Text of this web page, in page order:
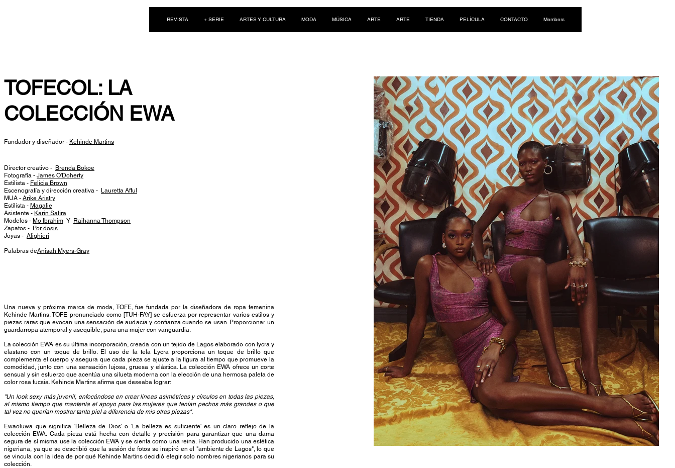
REVISTA + SERIE ARTES Y CULTURA MODA MÚSICA ARTE ARTE TIENDA PELÍCULA CONTACTO Members
TOFECOL: LA
COLECCIÓN EWA
Fundador y diseñador - Kehinde Martins
Director creativo - Brenda Bokoe
Fotografía - James O'Doherty
Estilista - Felicia Brown
Escenografía y dirección creativa - Lauretta Afful
MUA - Arike Aristry
Estilista - Magalie
Asistente - Karin Safira
Modelos - Mo Ibrahim Y Raihanna Thompson
Zapatos - Por dosis
Joyas - Alighieri
Palabras deAnisah Myers-Gray
Una nueva y próxima marca de moda, TOFE, fue fundada por la diseñadora de ropa femenina
Kehinde Martins. TOFE pronunciado como [TUH-FAY] se esfuerza por representar varios estilos y
piezas raras que evocan una sensación de audacia y confianza cuando se usan. Proporcionar un
guardarropa atemporal y asequible, para una mujer con vanguardia.
La colección EWA es su última incorporación, creada con un tejido de Lagos elaborado con lycra y
elastano con un toque de brillo. El uso de la tela Lycra proporciona un toque de brillo que
complementa el cuerpo y asegura que cada pieza se ajuste a la figura al tiempo que promueve la
comodidad, junto con una sensación lujosa, gruesa y elástica. La colección EWA ofrece un corte
sensual y sin esfuerzo que acentúa una silueta moderna con la elección de una hermosa paleta de
color rosa fucsia. Kehinde Martins afirma que deseaba lograr:
"Un look sexy más juvenil, enfocándose en crear líneas asimétricas y círculos en todas las piezas,
al mismo tiempo que mantenía el apoyo para las mujeres que tenían pechos más grandes o que
tal vez no querían mostrar tanta piel a diferencia de mis otras piezas".
Ewaoluwa que significa 'Belleza de Dios' o 'La belleza es suficiente' es un claro reflejo de la
colección EWA. Cada pieza está hecha con detalle y precisión para garantizar que una dama
segura de sí misma use la colección EWA y se sienta como una reina. Han producido una estética
nigeriana, ya que se describió que la sesión de fotos se inspiró en el "ambiente de Lagos", lo que
se vincula con la idea de por qué Kehinde Martins decidió elegir solo nombres nigerianos para su
colección.